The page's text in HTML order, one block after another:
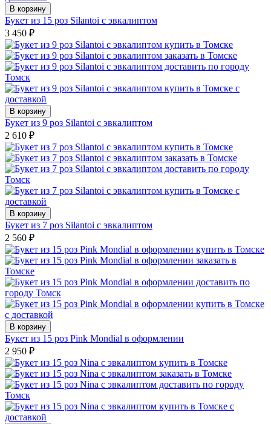
В корзину
Букет из 15 роз Silantoi с эвкалиптом
3 450 ₽
В корзину
Букет из 9 роз Silantoi с эвкалиптом
2 610 ₽
В корзину
Букет из 7 роз Silantoi с эвкалиптом
2 560 ₽
В корзину
Букет из 15 роз Pink Mondial в оформлении
2 950 ₽